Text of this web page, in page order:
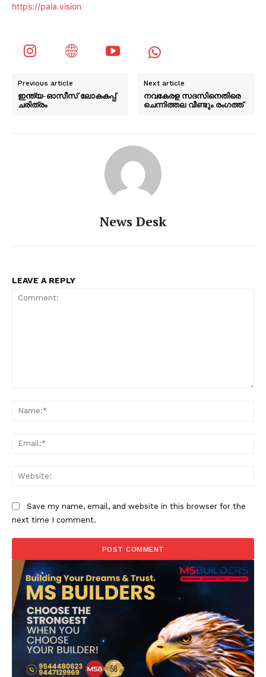
https://pala.vision
Previous article
ഇന്ത്യ-ഓസീസ് ലോകകപ്പ്
ചരിത്രം
Next article
നവകേരള സദസിനെതിരെ
ചെന്നിത്തല വീണ്ടും രംഗത്ത്
News Desk
LEAVE A REPLY
Save my name, email, and website in this browser for the
next time I comment.